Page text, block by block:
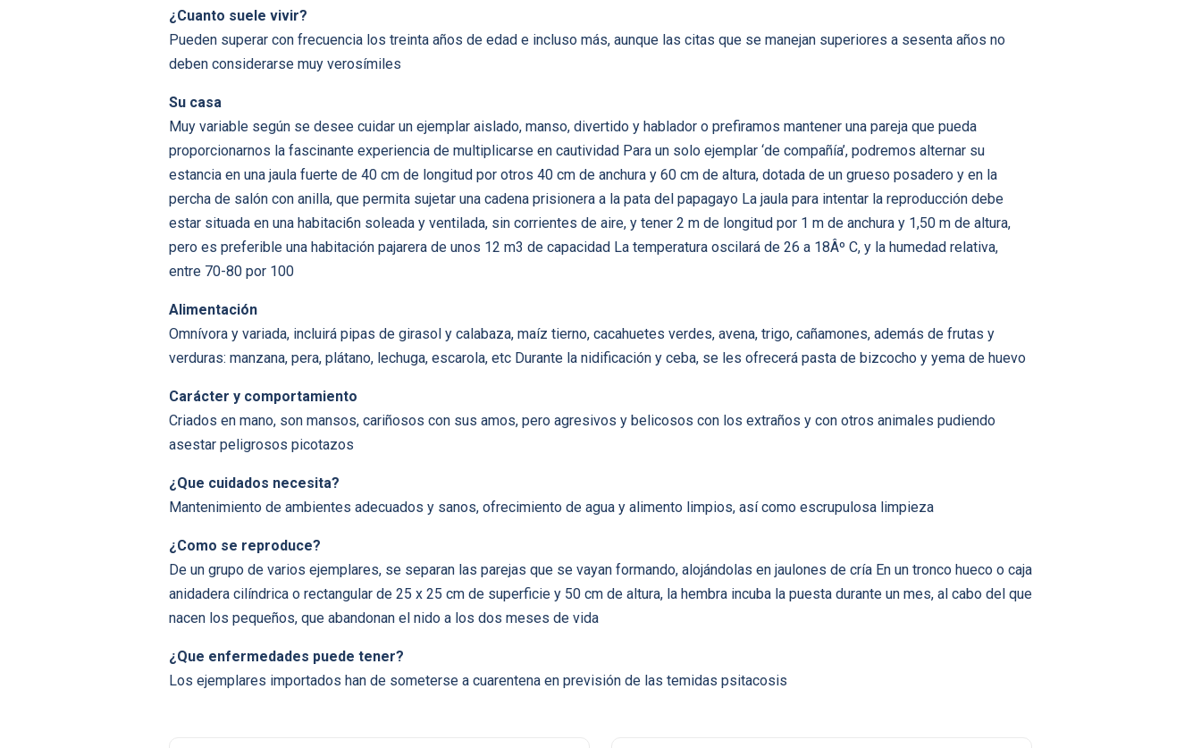
¿Cuanto suele vivir?
Pueden superar con frecuencia los treinta años de edad e incluso más, aunque las citas que se manejan superiores a sesenta años no
deben considerarse muy verosímiles
Su casa
Muy variable según se desee cuidar un ejemplar aislado, manso, divertido y hablador o prefiramos mantener una pareja que pueda
proporcionarnos la fascinante experiencia de multiplicarse en cautividad Para un solo ejemplar ‘de compañía’, podremos alternar su
estancia en una jaula fuerte de 40 cm de longitud por otros 40 cm de anchura y 60 cm de altura, dotada de un grueso posadero y en la
percha de salón con anilla, que permita sujetar una cadena prisionera a la pata del papagayo La jaula para intentar la reproducción debe
estar situada en una habitaci6n soleada y ventilada, sin corrientes de aire, y tener 2 m de longitud por 1 m de anchura y 1,50 m de altura,
pero es preferible una habitación pajarera de unos 12 m3 de capacidad La temperatura oscilará de 26 a 18Âº C, y la humedad relativa,
entre 70-80 por 100
Alimentación
Omnívora y variada, incluirá pipas de girasol y calabaza, maíz tierno, cacahuetes verdes, avena, trigo, cañamones, además de frutas y
verduras: manzana, pera, plátano, lechuga, escarola, etc Durante la nidificación y ceba, se les ofrecerá pasta de bizcocho y yema de huevo
Carácter y comportamiento
Criados en mano, son mansos, cariñosos con sus amos, pero agresivos y belicosos con los extraños y con otros animales pudiendo
asestar peligrosos picotazos
¿Que cuidados necesita?
Mantenimiento de ambientes adecuados y sanos, ofrecimiento de agua y alimento limpios, así como escrupulosa limpieza
¿Como se reproduce?
De un grupo de varios ejemplares, se separan las parejas que se vayan formando, alojándolas en jaulones de cría En un tronco hueco o caja
anidadera cilíndrica o rectangular de 25 x 25 cm de superficie y 50 cm de altura, la hembra incuba la puesta durante un mes, al cabo del que
nacen los pequeños, que abandonan el nido a los dos meses de vida
¿Que enfermedades puede tener?
Los ejemplares importados han de someterse a cuarentena en previsión de las temidas psitacosis